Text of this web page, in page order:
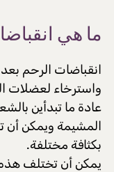
ما هي
انقباضات الرحم
واسترخاء لعضلات
عادة ما تبدأين
المشيمة ويمكن أن
بكثافة مختلفة.
يمكن أن تختلف هذه